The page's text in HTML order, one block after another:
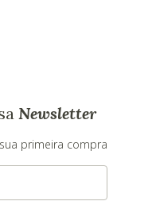
Newsletter
primeira compra